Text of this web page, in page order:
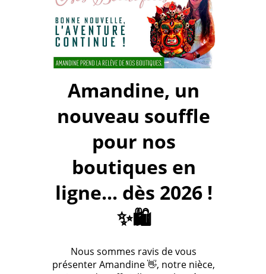
Amandine, un
nouveau souffle
pour nos
boutiques en
ligne... dès 2026 !
✨🛍️
Nous sommes ravis de vous
présenter Amandine 👋, notre nièce,